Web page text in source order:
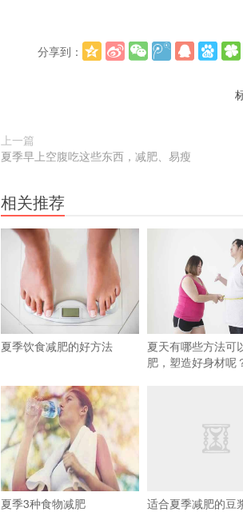
分享到：
上一篇
夏季早上空腹吃这些东西，减肥、易瘦
相关推荐
夏季饮食减肥的好方法
夏天有哪些方法可
肥，塑造好身材呢
夏季3种食物减肥 适合夏季减肥的豆